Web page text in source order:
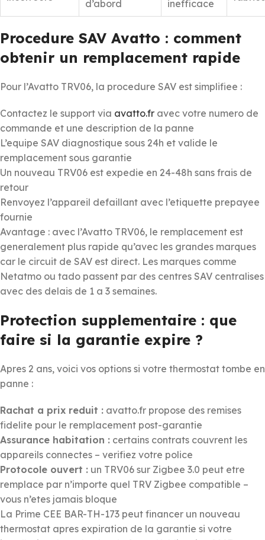
d’abord inefficace
Procedure SAV Avatto : comment
obtenir un remplacement rapide
Pour l’Avatto TRV06, la procedure SAV est simplifiee :
Contactez le support via avatto.fr avec votre numero de
commande et une description de la panne
L’equipe SAV diagnostique sous 24h et valide le
remplacement sous garantie
Un nouveau TRV06 est expedie en 24-48h sans frais de
retour
Renvoyez l’appareil defaillant avec l’etiquette prepayee
fournie
Avantage : avec l’Avatto TRV06, le remplacement est
generalement plus rapide qu’avec les grandes marques
car le circuit de SAV est direct. Les marques comme
Netatmo ou tado passent par des centres SAV centralises
avec des delais de 1 a 3 semaines.
Protection supplementaire : que
faire si la garantie expire ?
Apres 2 ans, voici vos options si votre thermostat tombe en
panne :
Rachat a prix reduit : avatto.fr propose des remises
fidelite pour le remplacement post-garantie
Assurance habitation : certains contrats couvrent les
appareils connectes – verifiez votre police
Protocole ouvert : un TRV06 sur Zigbee 3.0 peut etre
remplace par n’importe quel TRV Zigbee compatible –
vous n’etes jamais bloque
La Prime CEE BAR-TH-173 peut financer un nouveau
thermostat apres expiration de la garantie si votre